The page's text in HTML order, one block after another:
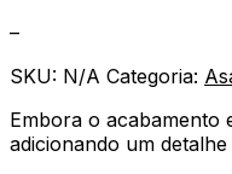
–
SKU: N/A Categoria:
Embora o acabamento
adicionando um